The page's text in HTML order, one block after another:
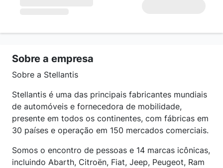
Sobre a empresa
Sobre a Stellantis
Stellantis é uma das principais fabricantes mundiais
de automóveis e fornecedora de mobilidade,
presente em todos os continentes, com fábricas em
30 países e operação em 150 mercados comerciais.
Somos o encontro de pessoas e 14 marcas icônicas,
incluindo Abarth, Citroën, Fiat, Jeep, Peugeot, Ram